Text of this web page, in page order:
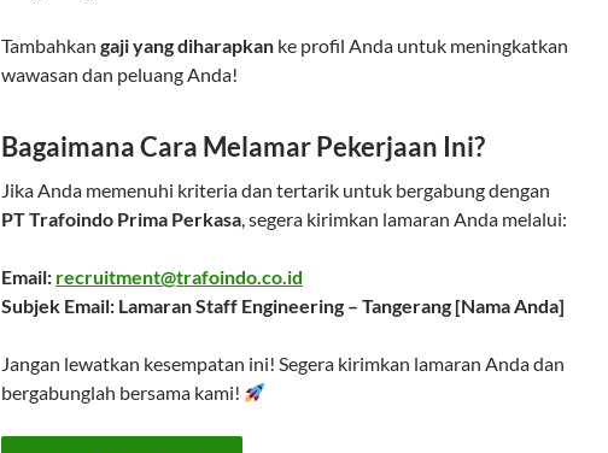
Tambahkan gaji yang diharapkan ke profil Anda untuk meningkatkan
wawasan dan peluang Anda!
Bagaimana Cara Melamar Pekerjaan Ini?
Jika Anda memenuhi kriteria dan tertarik untuk bergabung dengan
PT Trafoindo Prima Perkasa, segera kirimkan lamaran Anda melalui:
Email: recruitment@trafoindo.co.id
Subjek Email: Lamaran Staff Engineering – Tangerang [Nama Anda]
Jangan lewatkan kesempatan ini! Segera kirimkan lamaran Anda dan
bergabunglah bersama kami!